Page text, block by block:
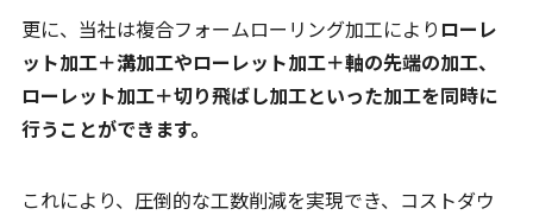
更に、当社は複合フォームローリング加工により ローレ
ット加工＋溝加工やローレット加工＋軸の先端の加工、
ローレット加工＋切り飛ばし加工といった加工を同時に
行うことができます。
これにより、圧倒的な工数削減を実現でき、コストダウ